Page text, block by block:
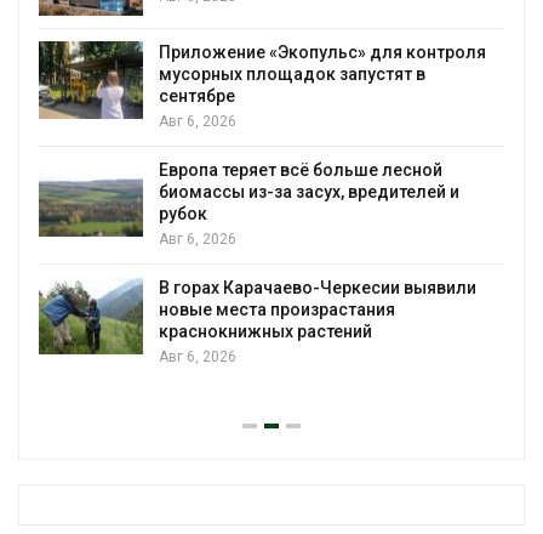
Приложение «Экопульс» для контроля
мусорных площадок запустят в
сентябре
Авг 6, 2026
Европа теряет всё больше лесной
биомассы из-за засух, вредителей и
рубок
Авг 6, 2026
В горах Карачаево-Черкесии выявили
новые места произрастания
краснокнижных растений
Авг 6, 2026